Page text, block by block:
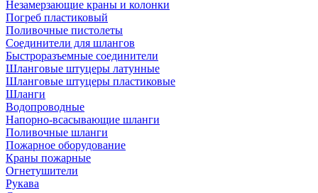
Незамерзающие краны и колонки
Погреб пластиковый
Поливочные пистолеты
Соединители для шлангов
Быстроразъемные соединители
Шланговые штуцеры латунные
Шланговые штуцеры пластиковые
Шланги
Водопроводные
Напорно-всасывающие шланги
Поливочные шланги
Пожарное оборудование
Краны пожарные
Огнетушители
Рукава